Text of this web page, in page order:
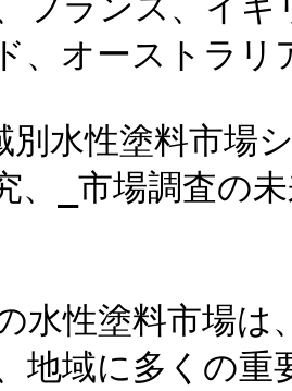
、オーストラ
水性塗料市場
、_市場調査の
水性塗料市場
地域に多くの重